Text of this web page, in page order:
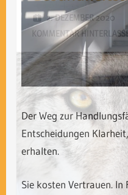
2. DEZEMBER 2020
KOMMENTAR
Der Weg zur
Entscheidungen
erhalten.
Sie kosten Vertrauen.